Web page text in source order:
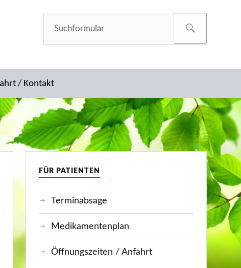
/ Kontakt
FÜR PATIENTEN
Terminabsage
Medikamentenplan
Öffnungszeiten / Anfahrt